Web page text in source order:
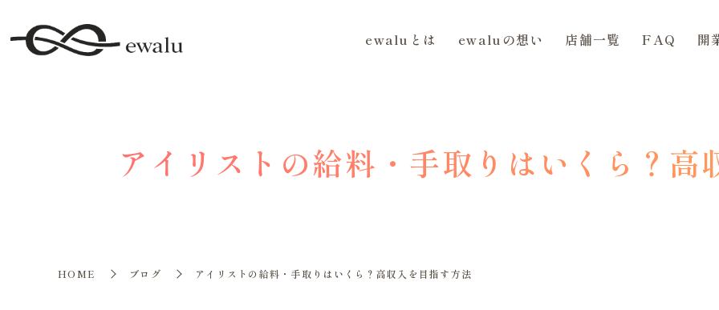
ewaluとは ewaluの想い 店舗一覧 FAQ 開
アイリストの給料・手取りはいくら？高
HOME ブログ アイリストの給料・手取りはいくら？高収入を目指す方法